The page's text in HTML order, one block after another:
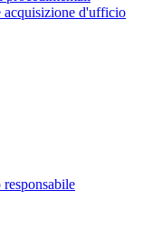
acquisizione d'ufficio